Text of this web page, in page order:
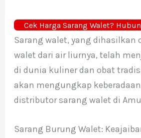
Cek Harga Sarang Walet?
Sarang walet, yang dihasilkan
walet dari air liurnya, telah
di dunia kuliner dan obat
akan mengungkap
distributor sarang walet di
Sarang Burung Walet: